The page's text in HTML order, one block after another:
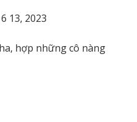
13, 2023
hợp những cô nàng